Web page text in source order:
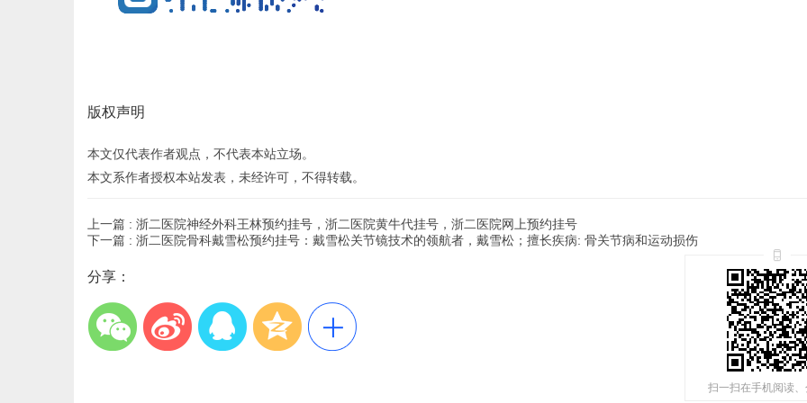
版权声明
本文仅代表作者观点，不代表本站立场。
本文系作者授权本站发表，未经许可，不得转载。
上一篇 : 浙二医院神经外科王林预约挂号，浙二医院黄牛代挂号，浙二医院网上预约挂号
下一篇 : 浙二医院骨科戴雪松预约挂号：戴雪松关节镜技术的领航者，戴雪松；擅长疾病: 骨关节病和运动损伤
分享：
扫一扫在手机阅读